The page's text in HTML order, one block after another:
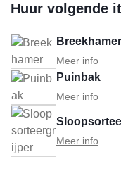
Huur volgende
Breekhamer
Meer info
Puinbak
Meer info
Meer info